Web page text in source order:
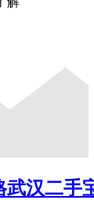
武汉二手